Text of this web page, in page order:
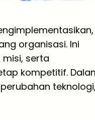
organisasi. Ini
serta
kompetitif.